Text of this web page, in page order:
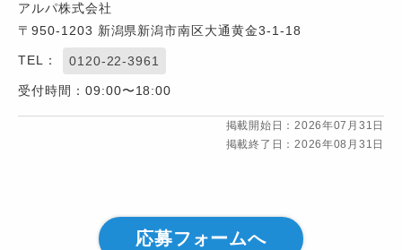
アルパ株式会社
〒950-1203 新潟県新潟市南区大通黄金3-1-18
TEL： 0120-22-3961
受付時間：09:00〜18:00
掲載開始日：2026年07月31日
掲載終了日：2026年08月31日
応募フォームへ